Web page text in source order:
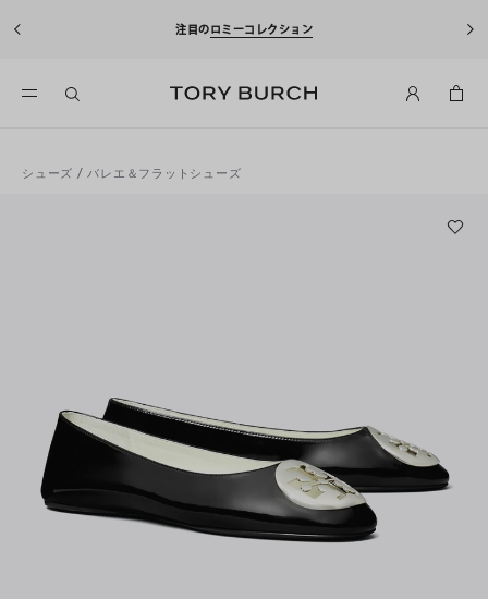
注目のロミーコレクション
シューズ /バレエ＆フラットシューズ